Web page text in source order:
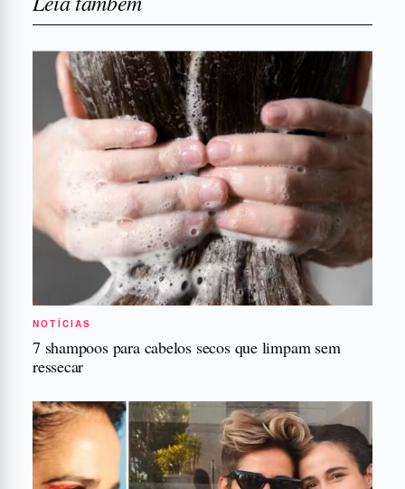
NOTÍCIAS
7 shampoos para cabelos secos que limpam sem
ressecar